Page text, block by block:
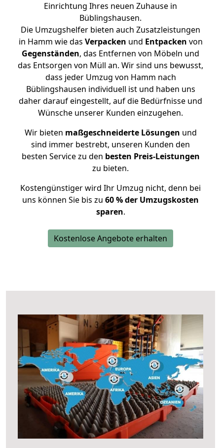
Einrichtung Ihres neuen Zuhause in
Büblingshausen.
Die Umzugshelfer bieten auch Zusatzleistungen
in Hamm wie das Verpacken und Entpacken von
Gegenständen, das Entfernen von Möbeln und
das Entsorgen von Müll an. Wir sind uns bewusst,
dass jeder Umzug von Hamm nach
Büblingshausen individuell ist und haben uns
daher darauf eingestellt, auf die Bedürfnisse und
Wünsche unserer Kunden einzugehen.
Wir bieten maßgeschneiderte Lösungen und
sind immer bestrebt, unseren Kunden den
besten Service zu den besten Preis-Leistungen
zu bieten.
Kostengünstiger wird Ihr Umzug nicht, denn bei
uns können Sie bis zu 60 % der Umzugskosten
sparen.
Kostenlose Angebote erhalten